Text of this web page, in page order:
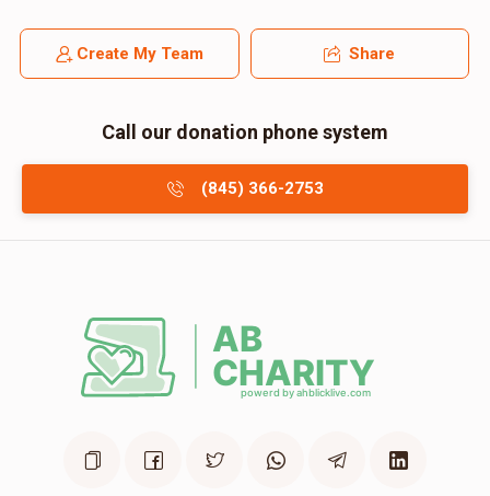
Create My Team Share
Call our donation phone system
(845) 366-2753